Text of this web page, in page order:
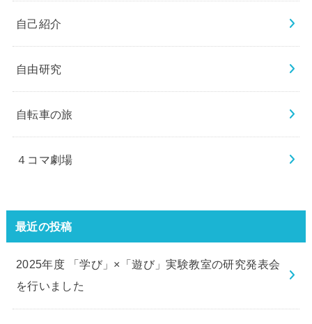
自己紹介
自由研究
自転車の旅
４コマ劇場
最近の投稿
2025年度 「学び」×「遊び」実験教室の研究発表会
を行いました